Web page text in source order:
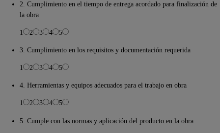
2. Cumplimiento en el tiempo de entrega acordado para finalización de
la obra
1 2 3 4 5
3. Cumplimiento en los requisitos y documentación requerida
1 2 3 4 5
4. Herramientas y equipos adecuados para el trabajo en obra
1 2 3 4 5
5. Cumple con las normas y aplicación del producto en la obra